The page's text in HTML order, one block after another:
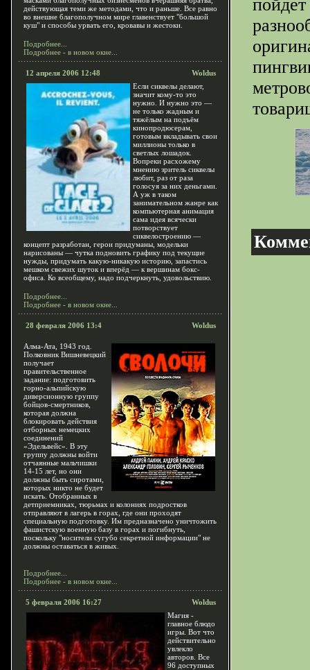
действующая теми же методами, что и раньше. Все равно
во внешне благополучном мире главенствует "большой
куш" и способы урвать его, кровавы и жестоки.
Подробнее...
Подробнее - в новом окне...
12 апреля 2006 12:48
Woldus
Если сиквелы делают,
значит кому-то это
нужно. И нужно это —
не только жадным и
тяжёлым на подъём
кинопродюсерам,
готовым вкладывать свои
миллионы только в
светлых лошадок.
Вопреки расхожему
мнению зритель сиквелы
любит, раз от раза
голосуя за них деньгами.
А уж в таком
занимательном жанре как
компьютерная анимация
сама идея всячески
потворствует
сиквелостроению —
концепт разработан, герои придуманы, модельки
нарисованы — чутка подновить графику под текущие
нужды, придумать какую-никакую историю, запастись
мешком свежих шуток и вперёд — к вершинам бокс-
офиса. Ко всеобщему, надо подчеркнуть, удовольствию.
Подробнее...
Подробнее - в новом окне...
28 февраля 2006 13:4 Woldus
Алма-Ата, 1943 год.
Полковник Вишневецкий
получает
правительственное
задание: подготовить
горно-альпийскую
диверсионную группу
бойцов-смертников,
которая должна
блокировать действия
отборных немецких
соединений
«Эдельвейс». В эту
группу должны войти
отчаянные мальчишки
14-15 лет, но они
должны быть сиротами,
которых никто не будет
искать. Отобранных в
детприемниках, тюрьмах и колониях подростков
отправляют в лагерь в горах, где они проходят
специальную подготовку. Им предназначено уничтожить
фашистскую военную базу в горах и погибнуть,
поскольку "носители сугубо секретной информации" не
должны оставаться в живых.
Подробнее...
Подробнее - в новом окне...
5 февраля 2006 16:27
Woldus
Магия -
главное блюдо
игры. Вот что
действительно
увлекло
авторов. Все
96 доступных